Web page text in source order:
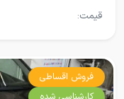
قیمت:
فروش اقساطی
کارشناسی شده